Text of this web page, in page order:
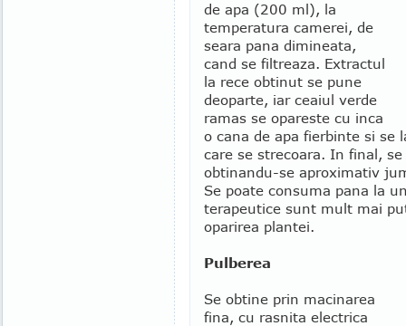
de apa (200 ml), la
temperatura camerei, de
seara pana dimineata,
cand se filtreaza. Extractul
la rece obtinut se pune
deoparte, iar ceaiul verde
ramas se opareste cu inca
o cana de apa fierbinte si se
care se strecoara. In final,
obtinandu-se aproximativ
Se poate consuma pana la
terapeutice sunt mult mai
oparirea plantei.
Pulberea
Se obtine prin macinarea
fina, cu rasnita electrica